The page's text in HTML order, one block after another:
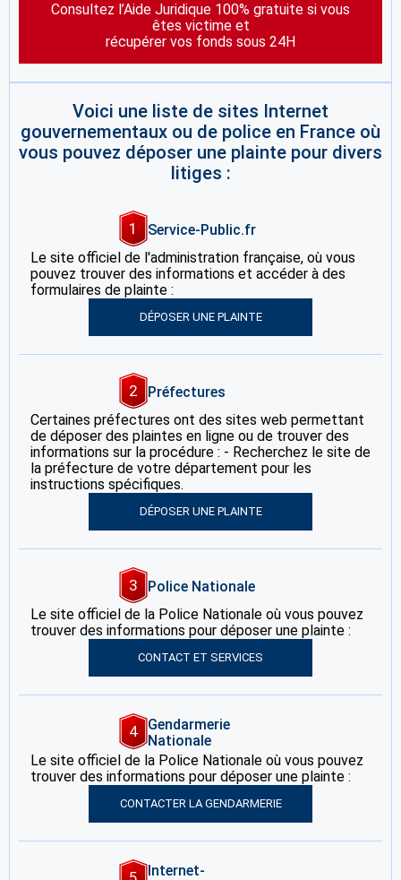
Consultez l’Aide Juridique 100% gratuite si vous
êtes victime et
récupérer vos fonds sous 24H
Voici une liste de sites Internet
gouvernementaux ou de police en France où
vous pouvez déposer une plainte pour divers
litiges :
1
Service-Public.fr
Le site officiel de l'administration française, où vous
pouvez trouver des informations et accéder à des
formulaires de plainte :
DÉPOSER UNE PLAINTE
2
Préfectures
Certaines préfectures ont des sites web permettant
de déposer des plaintes en ligne ou de trouver des
informations sur la procédure : - Recherchez le site de
la préfecture de votre département pour les
instructions spécifiques.
DÉPOSER UNE PLAINTE
3
Police Nationale
Le site officiel de la Police Nationale où vous pouvez
trouver des informations pour déposer une plainte :
CONTACT ET SERVICES
4
Gendarmerie
Nationale
Le site officiel de la Police Nationale où vous pouvez
trouver des informations pour déposer une plainte :
CONTACTER LA GENDARMERIE
Internet-